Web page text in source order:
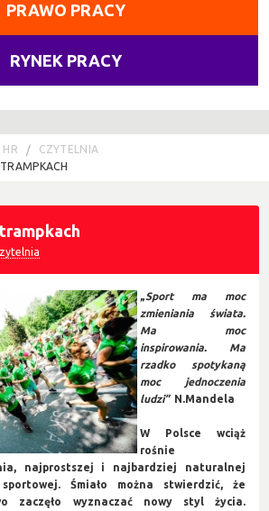
PRAWO PRACY
RYNEK PRACY
HR
CZYTELNIA
„Sport ma moc
zmieniania świata.
Ma moc
inspirowania. Ma
rzadko spotykaną
moc jednoczenia
ludzi”N.Mandela
W Polsce wciąż
rośnie
najprostszej i najbardziej naturalnej
Śmiało można stwierdzić, że
zaczęło wyznaczać nowy styl życia.